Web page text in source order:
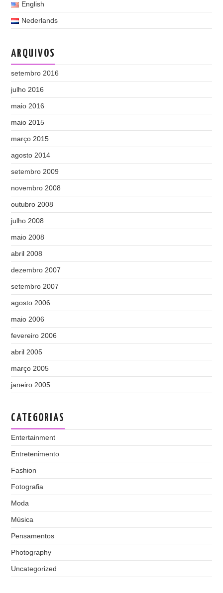
English
Nederlands
ARQUIVOS
setembro 2016
julho 2016
maio 2016
maio 2015
março 2015
agosto 2014
setembro 2009
novembro 2008
outubro 2008
julho 2008
maio 2008
abril 2008
dezembro 2007
setembro 2007
agosto 2006
maio 2006
fevereiro 2006
abril 2005
março 2005
janeiro 2005
CATEGORIAS
Entertainment
Entretenimento
Fashion
Fotografia
Moda
Música
Pensamentos
Photography
Uncategorized